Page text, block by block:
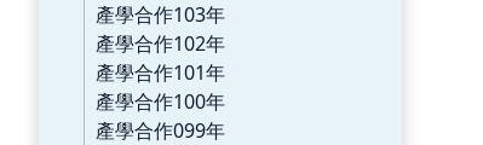
產學合作103年
產學合作102年
產學合作101年
產學合作100年
產學合作099年